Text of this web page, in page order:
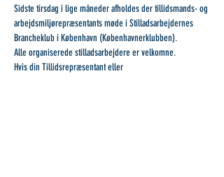
Sidste tirsdag i lige måneder afholdes der tillidsmands- og
arbejdsmiljørepræsentants møde i Stilladsarbejdernes
Brancheklub i København (Københavnerklubben).
Alle organiserede stilladsarbejdere er velkomne.
Hvis din Tillidsrepræsentant eller